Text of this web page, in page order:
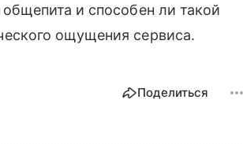
и способен ли такой
ощущения сервиса.
Поделиться